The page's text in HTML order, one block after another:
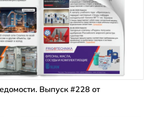
Выпуск #228 от